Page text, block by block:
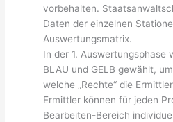
vorbehalten.
Daten der einzelnen
Auswertungsmatrix.
In der 1. Auswertungsphase
BLAU und GELB gewählt,
welche „Rechte“ die
Ermittler können für jeden
Bearbeiten-Bereich